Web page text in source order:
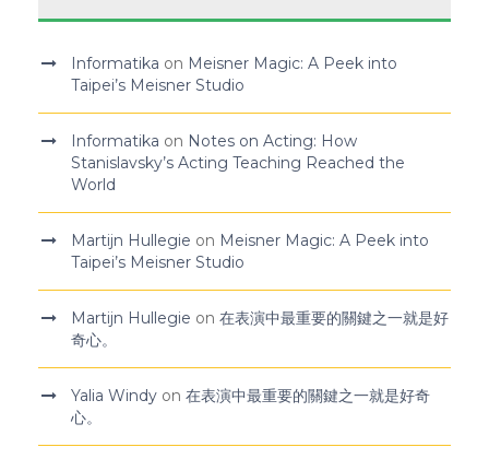
Informatika on Meisner Magic: A Peek into
Taipei’s Meisner Studio
Informatika on Notes on Acting: How
Stanislavsky’s Acting Teaching Reached the
World
Martijn Hullegie on Meisner Magic: A Peek into
Taipei’s Meisner Studio
Martijn Hullegie on 在表演中最重要的關鍵之一就是好
奇心。
Yalia Windy on 在表演中最重要的關鍵之一就是好奇
心。